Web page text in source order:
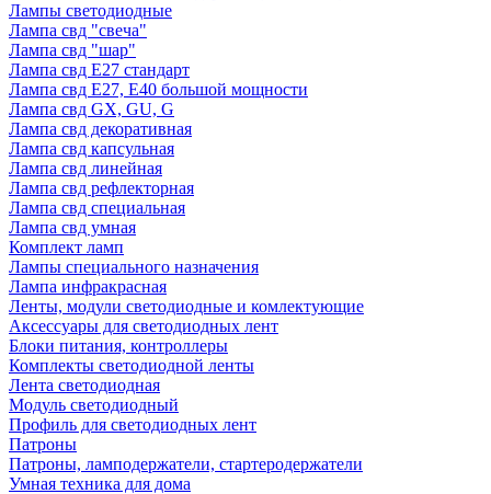
Лампы светодиодные
Лампа свд "свеча"
Лампа свд "шар"
Лампа свд E27 стандарт
Лампа свд E27, Е40 большой мощности
Лампа свд GX, GU, G
Лампа свд декоративная
Лампа свд капсульная
Лампа свд линейная
Лампа свд рефлекторная
Лампа свд специальная
Лампа свд умная
Комплект ламп
Лампы специального назначения
Лампа инфракрасная
Ленты, модули светодиодные и комлектующие
Аксессуары для светодиодных лент
Блоки питания, контроллеры
Комплекты светодиодной ленты
Лента светодиодная
Модуль светодиодный
Профиль для светодиодных лент
Патроны
Патроны, ламподержатели, стартеродержатели
Умная техника для дома